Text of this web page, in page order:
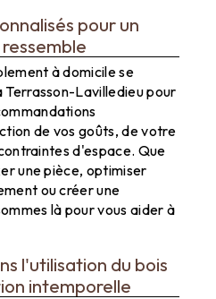
pour un
à domicile se
Terrasson-Lavilledieu pour
de vos goûts, de votre
d'espace. Que
une pièce, optimiser
ou créer une
là pour vous aider à
l'utilisation du bois
intemporelle